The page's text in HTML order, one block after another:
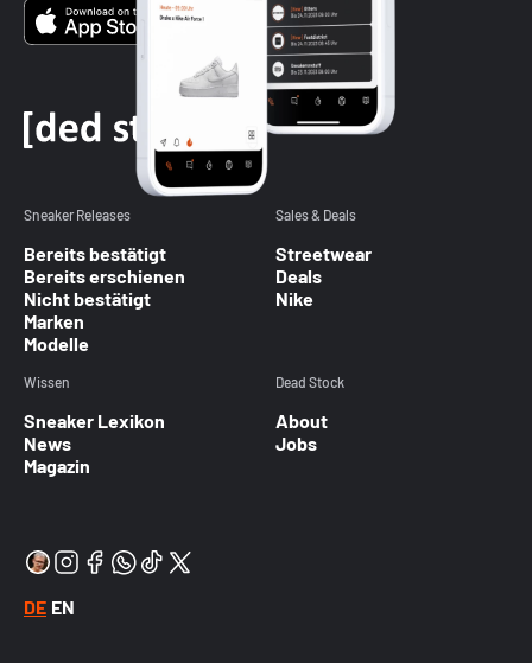
Sneaker Releases
Bereits bestätigt
Bereits erschienen
Nicht bestätigt
Marken
Modelle
Sales & Deals
Streetwear
Deals
Nike
Wissen
Sneaker Lexikon
News
Magazin
Dead Stock
About
Jobs
DE EN